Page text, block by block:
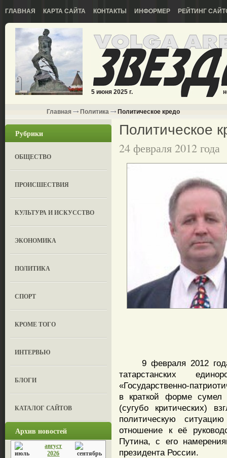
ГЛАВНАЯ КАРТА САЙТА КОНТАКТЫ ИНФОРМЕР РЕЙТИНГ
5 июня 2025 г.
Главная Политика Политическое кредо
Рубрики
ОБЩЕСТВО
ПРОИСШЕСТВИЯ
КУЛЬТУРА И ИСКУССТВО
ЭКОНОМИКА
ПОЛИТИКА
СПОРТ
КРОМЕ ТОГО
ИНТЕРВЬЮ
БЛОГИ
КАТАЛОГ САЙТОВ
Архив новостей
август
2026
Политическое
24 февраля 2012 года
9 февраля 2012 года
татарстанских
«Государственно-
в краткой форме сумел
(сугубо критических)
политическую
отношение к её
Путина, с его
президента России.